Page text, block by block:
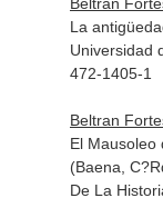
La
Universidad
472-1405-1
Beltran
El Mausoleo
(Baena,
De La